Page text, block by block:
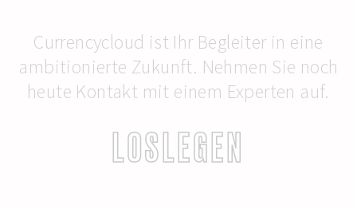
Currencycloud ist Ihr Begleiter in eine
ambitionierte Zukunft. Nehmen Sie noch
heute Kontakt mit einem Experten auf.
LOSLEGEN